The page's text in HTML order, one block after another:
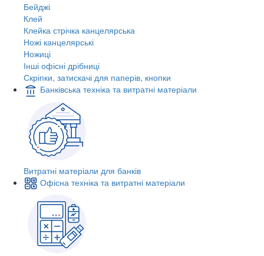
Бейджі
Клей
Клейка стрічка канцелярська
Ножі канцелярські
Ножиці
Інші офісні дрібниці
Скріпки, затискачі для паперів, кнопки
Банківська техніка та витратні матеріали
Витратні матеріали для банків
Офісна техніка та витратні матеріали